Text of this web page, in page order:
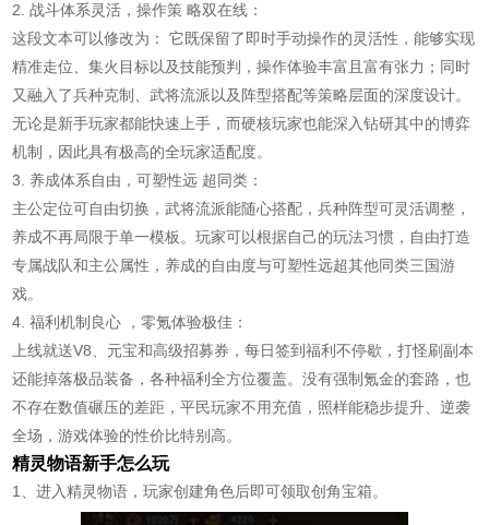
2. 战斗体系灵活，操作策 略双在线：
这段文本可以修改为： 它既保留了即时手动操作的灵活性，能够实现
精准走位、集火目标以及技能预判，操作体验丰富且富有张力；同时
又融入了兵种克制、武将流派以及阵型搭配等策略层面的深度设计。
无论是新手玩家都能快速上手，而硬核玩家也能深入钻研其中的博弈
机制，因此具有极高的全玩家适配度。
3. 养成体系自由，可塑性远 超同类：
主公定位可自由切换，武将流派能随心搭配，兵种阵型可灵活调整，
养成不再局限于单一模板。玩家可以根据自己的玩法习惯，自由打造
专属战队和主公属性，养成的自由度与可塑性远超其他同类三国游
戏。
4. 福利机制良心 ，零氪体验极佳：
上线就送V8、元宝和高级招募券，每日签到福利不停歇，打怪刷副本
还能掉落极品装备，各种福利全方位覆盖。没有强制氪金的套路，也
不存在数值碾压的差距，平民玩家不用充值，照样能稳步提升、逆袭
全场，游戏体验的性价比特别高。
精灵物语新手怎么玩
1、进入精灵物语，玩家创建角色后即可领取创角宝箱。